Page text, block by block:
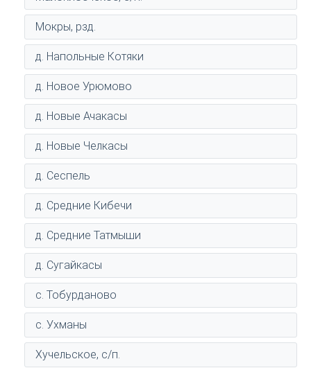
Мокры, рзд.
д. Напольные Котяки
д. Новое Урюмово
д. Новые Ачакасы
д. Новые Челкасы
д. Сеспель
д. Средние Кибечи
д. Средние Татмыши
д. Сугайкасы
с. Тобурданово
с. Ухманы
Хучельское, с/п.